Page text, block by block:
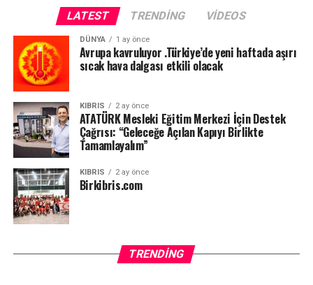
LATEST TRENDING VIDEOS
DÜNYA 1 ay önce
Avrupa kavruluyor .Türkiye’de yeni haftada aşırı
sıcak hava dalgası etkili olacak
KIBRIS 2 ay önce
ATATÜRK Mesleki Eğitim Merkezi İçin Destek
Çağrısı: “Geleceğe Açılan Kapıyı Birlikte
Tamamlayalım”
KIBRIS 2 ay önce
Birkibris.com
TRENDING